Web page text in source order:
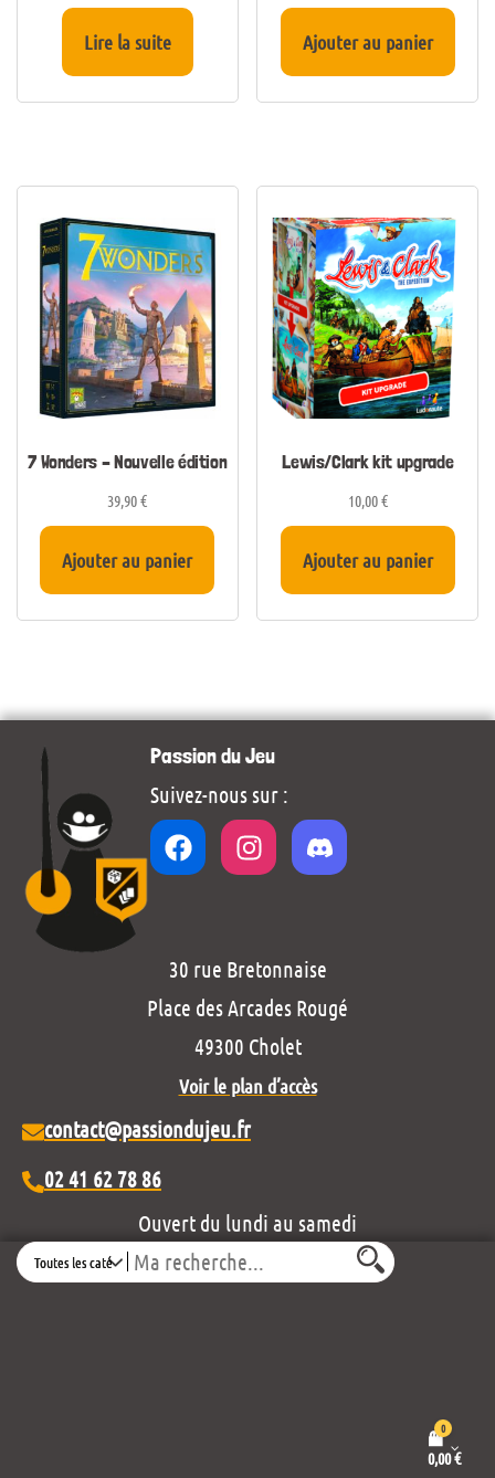
Search
0
0,00€
Lire la suite Ajouter au panier
7 Wonders – Nouvelle édition
39,90€
Ajouter au panier
Lewis/Clark kit upgrade
10,00€
Ajouter au panier
Passion du Jeu
Suivez-nous sur :
30 rue Bretonnaise
Place des Arcades Rougé
49300 Cholet
Voir le plan d’accès
contact@passiondujeu.fr
02 41 62 78 86
Ouvert du lundi au samedi
de 10h00 à 19h30